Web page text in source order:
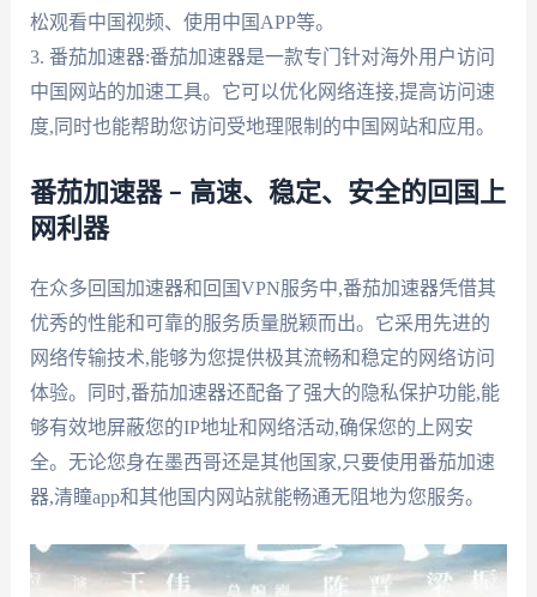
松观看中国视频、使用中国APP等。
3. 番茄加速器:番茄加速器是一款专门针对海外用户访问
中国网站的加速工具。它可以优化网络连接,提高访问速
度,同时也能帮助您访问受地理限制的中国网站和应用。
番茄加速器 – 高速、稳定、安全的回国上
网利器
在众多回国加速器和回国VPN服务中,番茄加速器凭借其
优秀的性能和可靠的服务质量脱颖而出。它采用先进的
网络传输技术,能够为您提供极其流畅和稳定的网络访问
体验。同时,番茄加速器还配备了强大的隐私保护功能,能
够有效地屏蔽您的IP地址和网络活动,确保您的上网安
全。无论您身在墨西哥还是其他国家,只要使用番茄加速
器,清瞳app和其他国内网站就能畅通无阻地为您服务。